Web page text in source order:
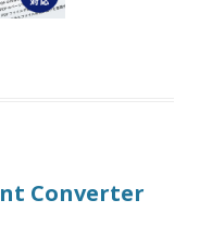
Converter